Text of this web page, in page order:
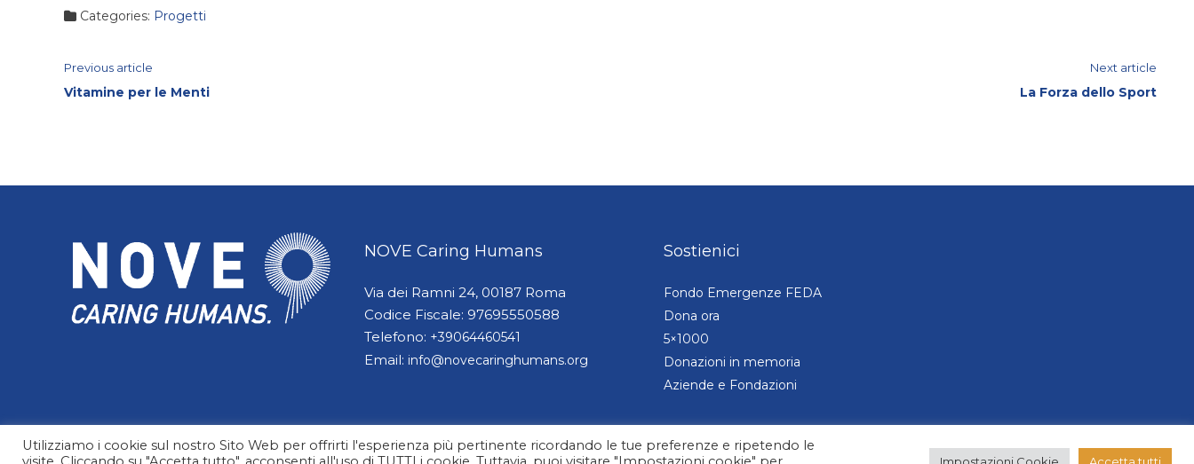
Categories: Progetti
Continue
Previous article
Vitamine per le Menti
Next article
La Forza dello Sport
NOVE Caring Humans
Via dei Ramni 24, 00187 Roma
Codice Fiscale: 97695550588
Telefono: +39064460541
Email: info@novecaringhumans.org
Sostienici
Fondo Emergenze FEDA
Dona ora
5×1000
Donazioni in memoria
Aziende e Fondazioni
© 2026 NOVE Caring Humans | All Rights Reserved. Design by Alessia Casorati
Utilizziamo i cookie sul nostro Sito Web per offrirti l'esperienza più pertinente ricordando le tue preferenze e ripetendo le
Impostazioni Cookie Accetta tutti